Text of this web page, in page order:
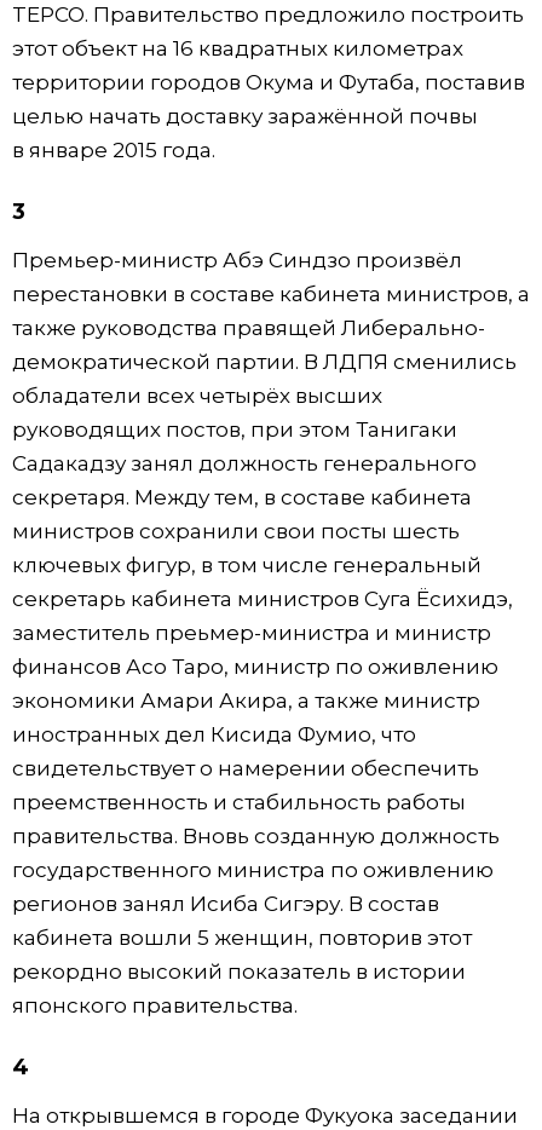
TEPCO. Правительство предложило построить
этот объект на 16 квадратных километрах
территории городов Окума и Футаба, поставив
целью начать доставку заражённой почвы
в январе 2015 года.
3
Премьер-министр Абэ Синдзо произвёл
перестановки в составе кабинета министров, а
также руководства правящей Либерально-
демократической партии. В ЛДПЯ сменились
обладатели всех четырёх высших
руководящих постов, при этом Танигаки
Садакадзу занял должность генерального
секретаря. Между тем, в составе кабинета
министров сохранили свои посты шесть
ключевых фигур, в том числе генеральный
секретарь кабинета министров Суга Ёсихидэ,
заместитель преьмер-министра и министр
финансов Асо Таро, министр по оживлению
экономики Амари Акира, а также министр
иностранных дел Кисида Фумио, что
свидетельствует о намерении обеспечить
преемственность и стабильность работы
правительства. Вновь созданную должность
государственного министра по оживлению
регионов занял Исиба Сигэру. В состав
кабинета вошли 5 женщин, повторив этот
рекордно высокий показатель в истории
японского правительства.
4
На открывшемся в городе Фукуока заседании